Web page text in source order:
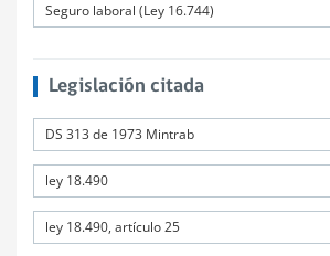
Seguro laboral (Ley 16.744)
Legislación citada
DS 313 de 1973 Mintrab
ley 18.490
ley 18.490, artículo 25